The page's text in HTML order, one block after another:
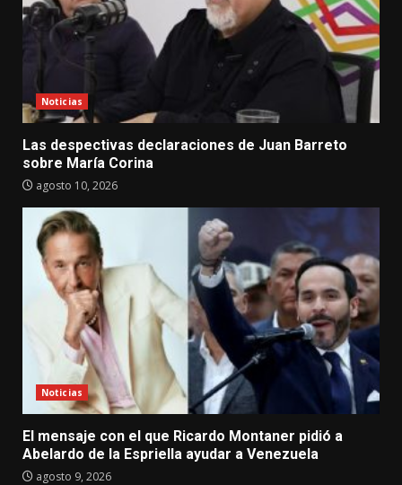
Noticias
Las despectivas declaraciones de Juan Barreto
sobre María Corina
agosto 10, 2026
Noticias
El mensaje con el que Ricardo Montaner pidió a
Abelardo de la Espriella ayudar a Venezuela
agosto 9, 2026